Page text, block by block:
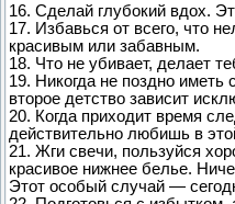
16. Сделай глубокий вдох.
17. Избавься от всего, что
красивым или забавным.
18. Что не убивает, делает
19. Никогда не поздно иметь
второе детство зависит
20. Когда приходит время
действительно любишь в
21. Жги свечи, пользуйся
красивое нижнее белье.
Этот особый случай —